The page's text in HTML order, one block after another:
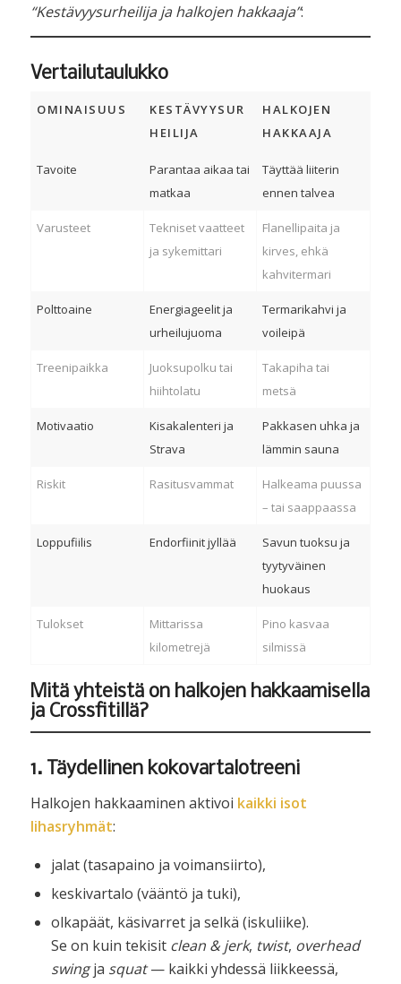
“Kestävyysurheilija ja halkojen hakkaaja”:
Vertailutaulukko
OMINAISUUS
KESTÄVYYSUR
HEILIJA
HALKOJEN
HAKKAAJA
Tavoite
Parantaa aikaa tai
matkaa
Täyttää liiterin
ennen talvea
Varusteet
Tekniset vaatteet
ja sykemittari
Flanellipaita ja
kirves, ehkä
kahvitermari
Polttoaine
Energiageelit ja
urheilujuoma
Termarikahvi ja
voileipä
Treenipaikka
Juoksupolku tai
hiihtolatu
Takapiha tai
metsä
Motivaatio
Kisakalenteri ja
Strava
Pakkasen uhka ja
lämmin sauna
Riskit Rasitusvammat
Halkeama puussa
– tai saappaassa
Loppufiilis Endorfiinit jyllää
Savun tuoksu ja
tyytyväinen
huokaus
Tulokset
Mittarissa
kilometrejä
Pino kasvaa
silmissä
Mitä yhteistä on halkojen hakkaamisella
ja Crossfitillä?
1. Täydellinen kokovartalotreeni
Halkojen hakkaaminen aktivoi kaikki isot
lihasryhmät:
jalat (tasapaino ja voimansiirto),
keskivartalo (vääntö ja tuki),
olkapäät, käsivarret ja selkä (iskuliike).
Se on kuin tekisit clean & jerk, twist, overhead
swingja squat— kaikki yhdessä liikkeessä,